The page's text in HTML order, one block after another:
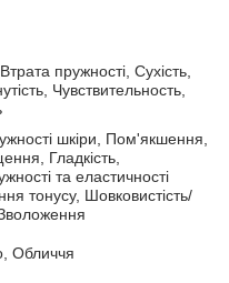
пружності, Сухість,
Чувствительность,
шкіри, Пом'якшення,
Гладкість,
та еластичності
тонусу, Шовковистість/
Обличчя